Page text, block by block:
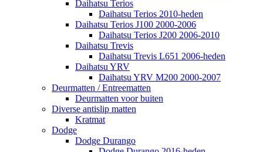
Daihatsu Terios
Daihatsu Terios 2010-heden
Daihatsu Terios J100 2000-2006
Daihatsu Terios J200 2006-2010
Daihatsu Trevis
Daihatsu Trevis L651 2006-heden
Daihatsu YRV
Daihatsu YRV M200 2000-2007
Deurmatten / Entreematten
Deurmatten voor buiten
Diverse antislip matten
Kratmat
Dodge
Dodge Durango